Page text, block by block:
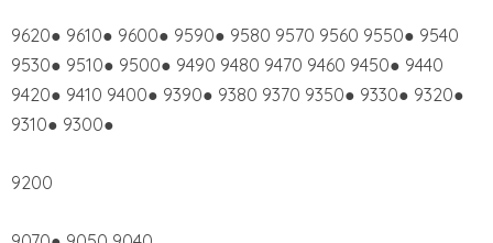
9620● 9610● 9600● 9590● 9580 9570 9560 9550● 9540
9530● 9510● 9500● 9490 9480 9470 9460 9450● 9440
9420● 9410 9400● 9390● 9380 9370 9350● 9330● 9320●
9310● 9300●
9200